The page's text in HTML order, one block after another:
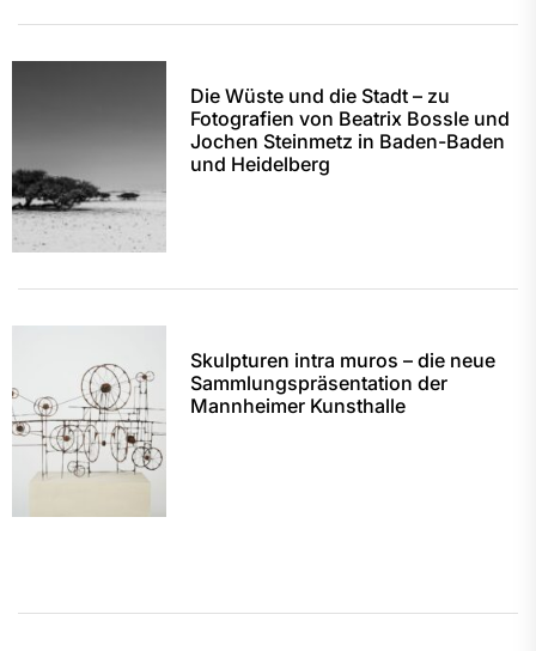
Die Wüste und die Stadt – zu
Fotografien von Beatrix Bossle und
Jochen Steinmetz in Baden-Baden
und Heidelberg
Skulpturen intra muros – die neue
Sammlungspräsentation der
Mannheimer Kunsthalle